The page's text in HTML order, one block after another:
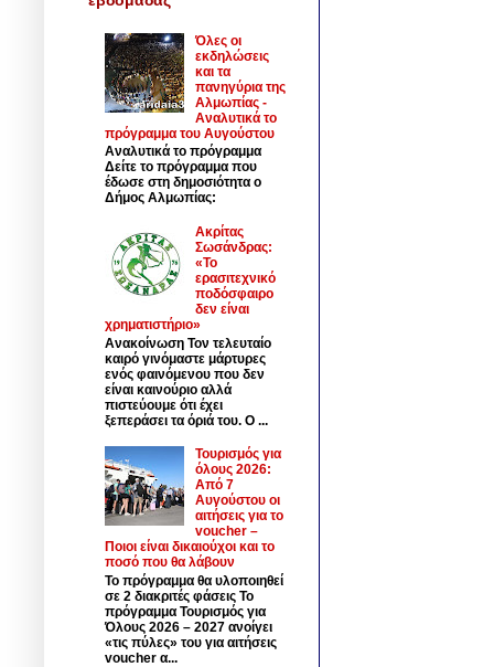
Όλες οι
εκδηλώσεις
και τα
πανηγύρια της
Αλμωπίας -
Αναλυτικά το
πρόγραμμα του Αυγούστου
Αναλυτικά το πρόγραμμα
Δείτε το πρόγραμμα που
έδωσε στη δημοσιότητα ο
Δήμος Αλμωπίας:
Ακρίτας
Σωσάνδρας:
«Το
ερασιτεχνικό
ποδόσφαιρο
δεν είναι
χρηματιστήριο»
Ανακοίνωση Τον τελευταίο
καιρό γινόμαστε μάρτυρες
ενός φαινόμενου που δεν
είναι καινούριο αλλά
πιστεύουμε ότι έχει
ξεπεράσει τα όριά του. Ο ...
Τουρισμός για
όλους 2026:
Από 7
Αυγούστου οι
αιτήσεις για το
voucher –
Ποιοι είναι δικαιούχοι και το
ποσό που θα λάβουν
Το πρόγραμμα θα υλοποιηθεί
σε 2 διακριτές φάσεις Το
πρόγραμμα Τουρισμός για
Όλους 2026 – 2027 ανοίγει
«τις πύλες» του για αιτήσεις
voucher α...